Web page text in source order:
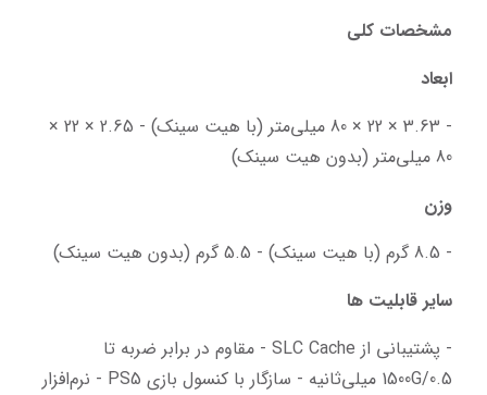
مشخصات کلی
ابعاد
80 میلی‌متر (بدون هیت سینک)
وزن
- 8.5 گرم (با هیت سینک) - 5.5 گرم (بدون هیت سینک)
سایر قابلیت ها